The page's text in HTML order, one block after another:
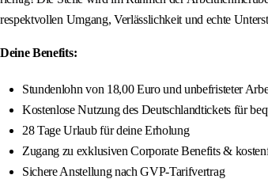
respektvollen Umgang, Verlässlichkeit und echte
Deine Benefits:
Stundenlohn von 18,00 Euro und unbefristeter
Kostenlose Nutzung des Deutschlandtickets für
28 Tage Urlaub für deine Erholung
Zugang zu exklusiven Corporate Benefits &
Sichere Anstellung nach GVP-Tarifvertrag